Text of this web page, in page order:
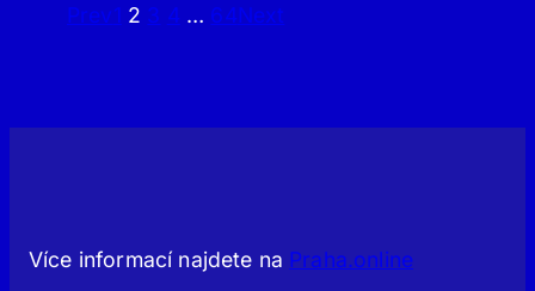
Prev1 2 3 4 … 64Next
Více informací najdete na Praha.online